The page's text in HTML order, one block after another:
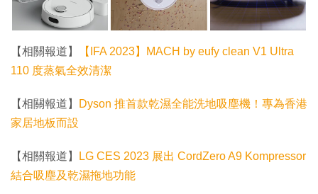
【相關報道】
【IFA 2023】MACH by eufy clean V1 Ultra
110 度蒸氣全效清潔
【相關報道】
Dyson 推首款乾濕全能洗地吸塵機！專為香港
家居地板而設
【相關報道】
LG CES 2023 展出 CordZero A9 Kompressor
結合吸塵及乾濕拖地功能